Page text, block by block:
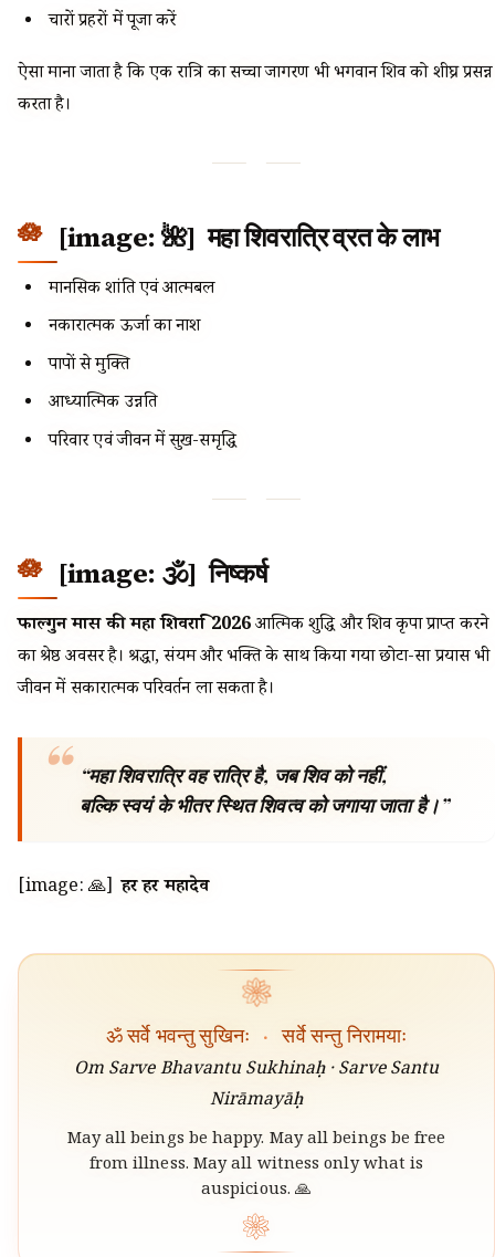
चारों प्रहरों में पूजा करें
ऐसा माना जाता है कि एक रात्रि का सच्चा जागरण भी भगवान शिव को शीघ्र प्रसन्न
करता है।
[image: 🌺] महा शिवरात्रि व्रत के लाभ
मानसिक शांति एवं आत्मबल
नकारात्मक ऊर्जा का नाश
पापों से मुक्ति
आध्यात्मिक उन्नति
परिवार एवं जीवन में सुख-समृद्धि
[image: 🕉️] निष्कर्ष
फाल्गुन मास की महा शिवरात्रि 2026आत्मिक शुद्धि और शिव कृपा प्राप्त करने
का श्रेष्ठ अवसर है। श्रद्धा, संयम और भक्ति के साथ किया गया छोटा-सा प्रयास भी
जीवन में सकारात्मक परिवर्तन ला सकता है।
“महा शिवरात्रि वह रात्रि है, जब शिव को नहीं,
बल्कि स्वयं के भीतर स्थित शिवत्व को जगाया जाता है।”
[image: 🙏]हर हर महादेव
❀
ॐ सर्वे भवन्तु सुखिनः · सर्वे सन्तु निरामयाः
Om Sarve Bhavantu Sukhinaḥ · Sarve Santu
Nirāmayāḥ
May all beings be happy. May all beings be free
from illness. May all witness only what is
auspicious. 🙏
❀